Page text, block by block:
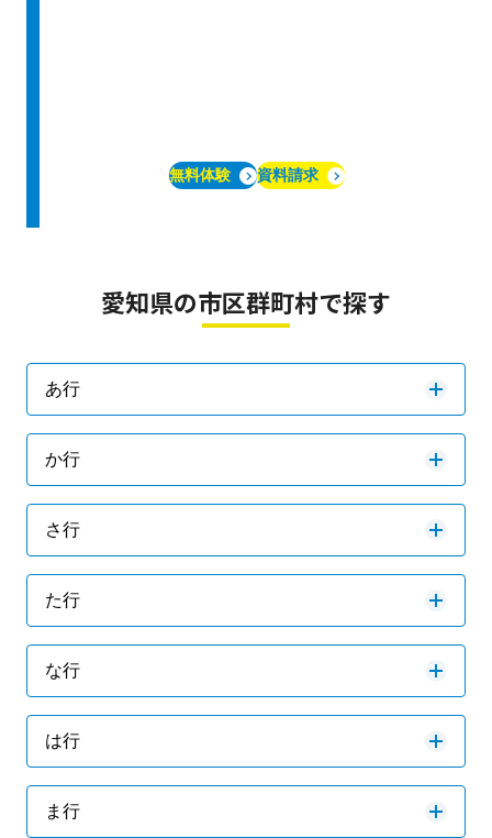
無料体験 資料請求
愛知県の市区群町村で探す
あ行
か行
さ行
た行
な行
は行
ま行